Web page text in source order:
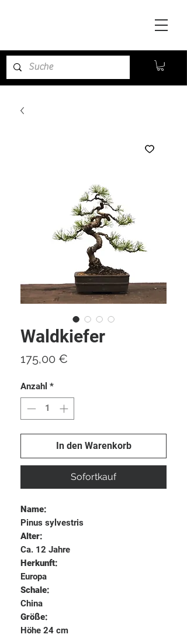
Waldkiefer
175,00 €
Anzahl *
In den Warenkorb
Sofortkauf
Name:
Pinus sylvestris
Alter:
Ca. 12 Jahre
Herkunft:
Europa
Schale:
China
Größe:
Höhe 24 cm